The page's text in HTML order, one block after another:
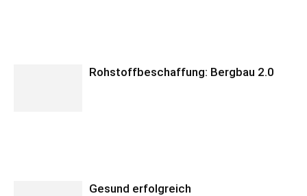
Rohstoffbeschaffung: Bergbau 2.0
Gesund erfolgreich